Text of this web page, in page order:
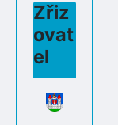
Zřiz
ovat
el